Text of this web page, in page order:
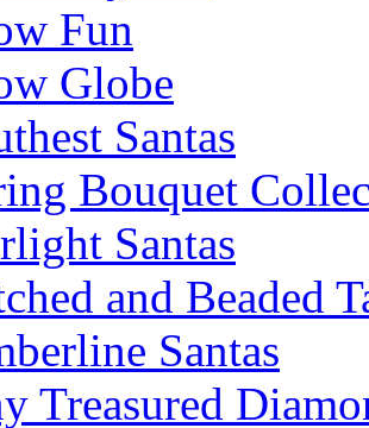
Fun
Globe
Santas
Bouquet
Santas
and Beaded
Santas
Treasured